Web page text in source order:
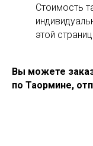
Стоимость
этой
Вы можете
по Таормине,